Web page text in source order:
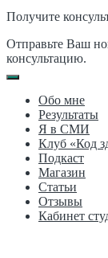
Получите
Отправьте Ваш
консультацию.
Обо мне
Результаты
Я в СМИ
Клуб «Код
Подкаст
Магазин
Статьи
Отзывы
Кабинет